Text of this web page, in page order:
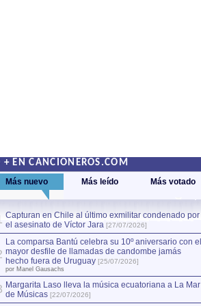
+ EN CANCIONEROS.COM
Más nuevo Más leído Más votado
Capturan en Chile al último exmilitar condenado por
el asesinato de Víctor Jara [27/07/2026]
La comparsa Bantú celebra su 10º aniversario con el
mayor desfile de llamadas de candombe jamás
hecho fuera de Uruguay [25/07/2026]
por Manel Gausachs
Margarita Laso lleva la música ecuatoriana a La Mar
de Músicas [22/07/2026]